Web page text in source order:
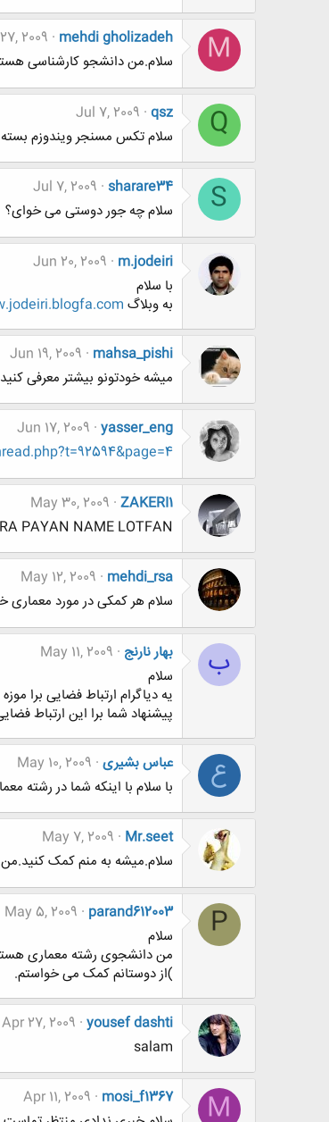
M
mehdi gholizadeh
2009
سلام.من دانشجو کارشناسی
Q
qsz
Jul 7, 2009
سلام تکس مسنجر ویندوزم
S
sharare34
Jul 7, 2009
سلام چه جور دوستی می خوای؟
m.jodeiri
Jun 20, 2009
با سلام
به وبلاگ
mahsa_pishi
Jun 19, 2009
میشه خودتونو بیشتر معرفی
yasser_eng
Jun 17, 2009
ZAKERI1
May 30, 2009
PAYAN NAME LOTFAN
mehdi_rsa
May 12, 2009
سلام هر کمکی در مورد
ب بهار نارنج May 11, 2009
سلام
یه دیاگرام ارتباط فضایی برا
پیشنهاد شما برا این ارتباط
ع عباس بشیری May 10, 2009
با سلام با اینکه شما در رشته
Mr.seet
May 7, 2009
سلام.میشه به منم کمک
P
parand612003
May 5, 2009
سلام
من دانشجوی رشته معماری
)از دوستانم کمک می خواستم.
yousef dashti
Apr 27, 2009
salam
M
mosi_f1367
Apr 11, 2009